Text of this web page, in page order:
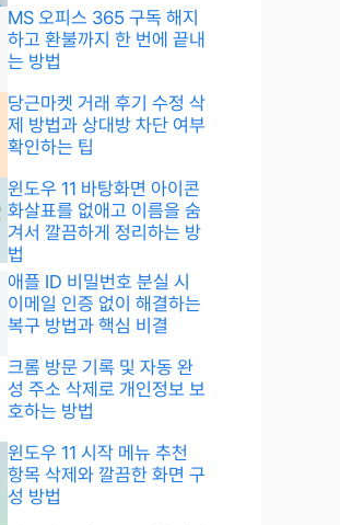
MS 오피스 365 구독 해지
하고 환불까지 한 번에 끝내
는 방법
당근마켓 거래 후기 수정 삭
제 방법과 상대방 차단 여부
확인하는 팁
윈도우 11 바탕화면 아이콘
화살표를 없애고 이름을 숨
겨서 깔끔하게 정리하는 방
법
애플 ID 비밀번호 분실 시
이메일 인증 없이 해결하는
복구 방법과 핵심 비결
크롬 방문 기록 및 자동 완
성 주소 삭제로 개인정보 보
호하는 방법
윈도우 11 시작 메뉴 추천
항목 삭제와 깔끔한 화면 구
성 방법